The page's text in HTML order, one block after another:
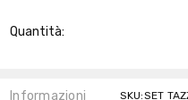
Attuale:
Quantità:
Informazioni SKU:SET